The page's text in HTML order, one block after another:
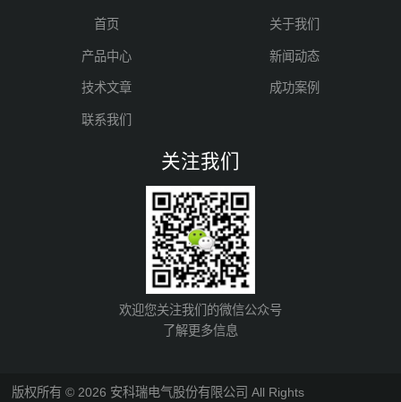
首页 关于我们
产品中心 新闻动态
技术文章 成功案例
联系我们
关注我们
欢迎您关注我们的微信公众号
了解更多信息
版权所有 © 2026 安科瑞电气股份有限公司 All Rights